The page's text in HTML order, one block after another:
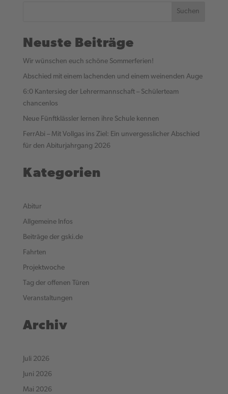
Suchen
Neuste Beiträge
Wir wünschen euch schöne Sommerferien!
Abschied mit einem lachenden und einem weinenden Auge
6:0 Kantersieg der Lehrermannschaft – Schülerteam
chancenlos
Neue Fünftklässler lernen ihre Schule kennen
FerrAbi – Mit Vollgas ins Ziel: Ein unvergesslicher Abschied
für den Abiturjahrgang 2026
Kategorien
Abitur
Allgemeine Infos
Beiträge der gski.de
Fahrten
Projektwoche
Tag der offenen Türen
Veranstaltungen
Archiv
Juli 2026
Juni 2026
Mai 2026